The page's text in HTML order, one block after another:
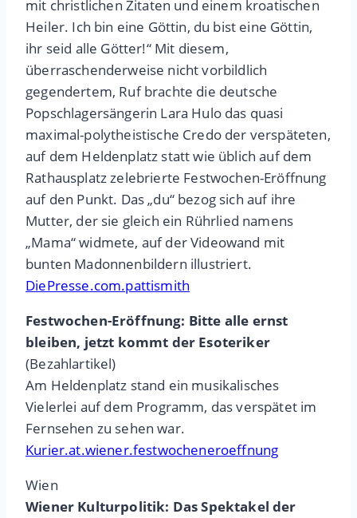
mit christlichen Zitaten und einem kroatischen
Heiler. Ich bin eine Göttin, du bist eine Göttin,
ihr seid alle Götter!“ Mit diesem,
überraschenderweise nicht vorbildlich
gegendertem, Ruf brachte die deutsche
Popschlagersängerin Lara Hulo das quasi
maximal-polytheistische Credo der verspäteten,
auf dem Heldenplatz statt wie üblich auf dem
Rathausplatz zelebrierte Festwochen-Eröffnung
auf den Punkt. Das „du“ bezog sich auf ihre
Mutter, der sie gleich ein Rührlied namens
„Mama“ widmete, auf der Videowand mit
bunten Madonnenbildern illustriert.
DiePresse.com.pattismith
Festwochen-Eröffnung: Bitte alle ernst
bleiben, jetzt kommt der Esoteriker
(Bezahlartikel)
Am Heldenplatz stand ein musikalisches
Vielerlei auf dem Programm, das verspätet im
Fernsehen zu sehen war.
Kurier.at.wiener.festwocheneroeffnung
Wien
Wiener Kulturpolitik: Das Spektakel der